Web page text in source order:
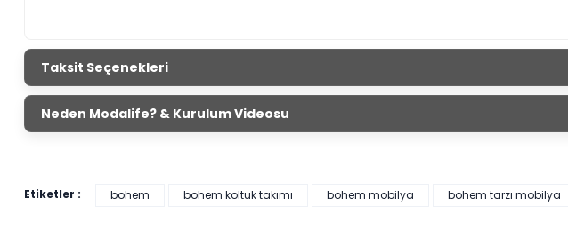
Taksit Seçenekleri
Neden Modalife? & Kurulum Videosu
Etiketler : bohem bohem koltuk takımı bohem mobilya bohem tarzı mobilya